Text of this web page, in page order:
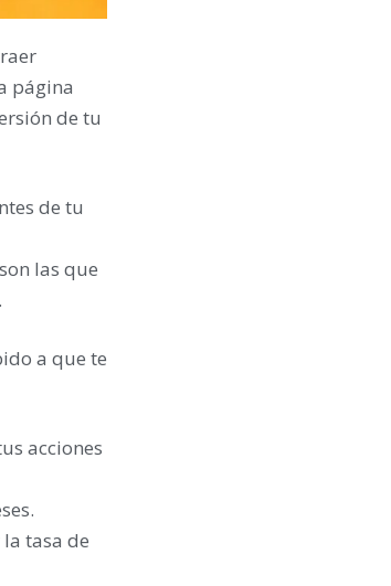
página
de tu
de tu
las que
a que te
acciones
tasa de